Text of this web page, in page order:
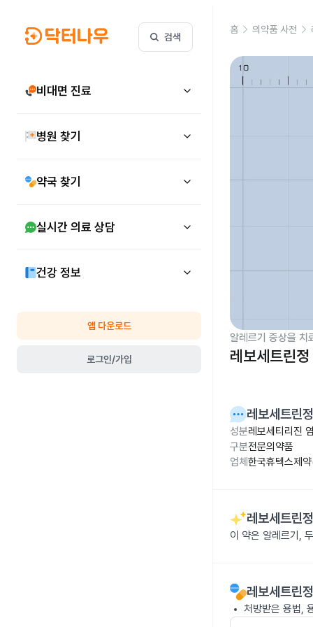
검색
비대면 진료
병원 찾기
약국 찾기
실시간 의료 상담
건강 정보
앱 다운로드
로그인/가입
홈 의약품 사전
알레르기 증상을 치
레보세트린
레보세트린
성분레보세티리진
구분전문의약품
업체 한국휴텍스제
레보세트린
이 약은 알레르기,
레보세트린
처방받은 용법,